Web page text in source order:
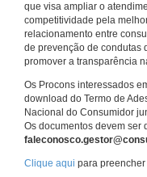
que visa ampliar o
competitividade pela
relacionamento entre
de prevenção de condutas
promover a transparência
Os Procons interessados
download do Termo de
Nacional do Consumidor
Os documentos devem ser
Clique aqui para preencher